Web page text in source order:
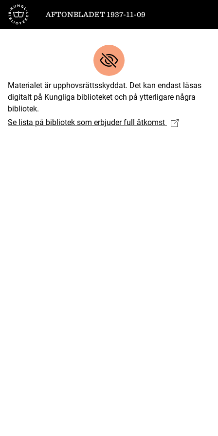
Till startsidan
AFTONBLADET 1937-11-09
Materialet är upphovsrättsskyddat. Det kan endast läsas
digitalt på Kungliga biblioteket och på ytterligare några
bibliotek.
Se lista på bibliotek som erbjuder full åtkomst